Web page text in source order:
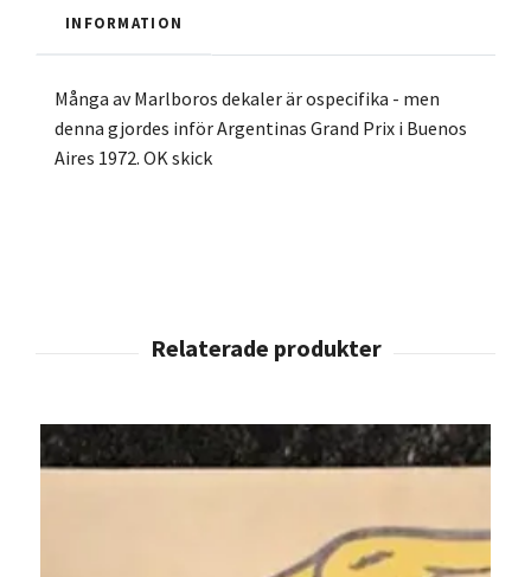
INFORMATION
Många av Marlboros dekaler är ospecifika - men
denna gjordes inför Argentinas Grand Prix i Buenos
Aires 1972. OK skick